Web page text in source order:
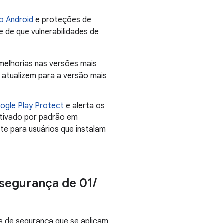
Android e proteções de
de que vulnerabilidades de
nas versões mais
para a versão mais
Play Protect e alerta os
por padrão em
para usuários que instalam
de 01/
segurança que se aplicam